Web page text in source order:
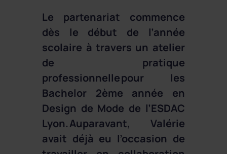
Le partenariat commence
dès le début de l’année
scolaire à travers un atelier
de pratique
professionnelle pour les
Bachelor 2ème année en
Design de Mode de l’ESDAC
Lyon. Auparavant, Valérie
avait déjà eu l’occasion de